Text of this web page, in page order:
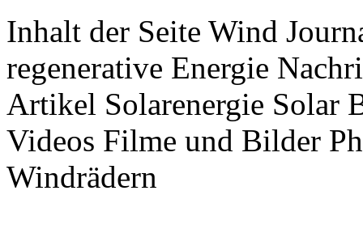
Inhalt der Seite Wind
regenerative Energie
Artikel Solarenergie Solar
Videos Filme und Bilder
Windrädern